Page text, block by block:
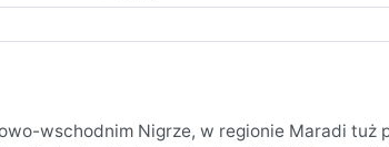
wschodnim Nigrze, w regionie Maradi